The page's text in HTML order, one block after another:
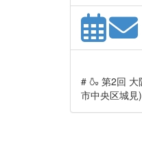
# 🍶 第2回 大
市中央区城